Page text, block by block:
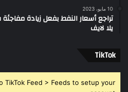
10 مايو، 2023
تراجع أسعار النفط بفعل زيادة
يلا لايف
‫TikTok
TikTok Feed > Feeds to setup your